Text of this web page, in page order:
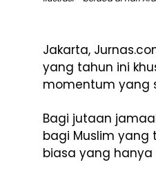
Jakarta,
yang tahun ini
momentum yang
Bagi jutaan
bagi Muslim yang
biasa yang